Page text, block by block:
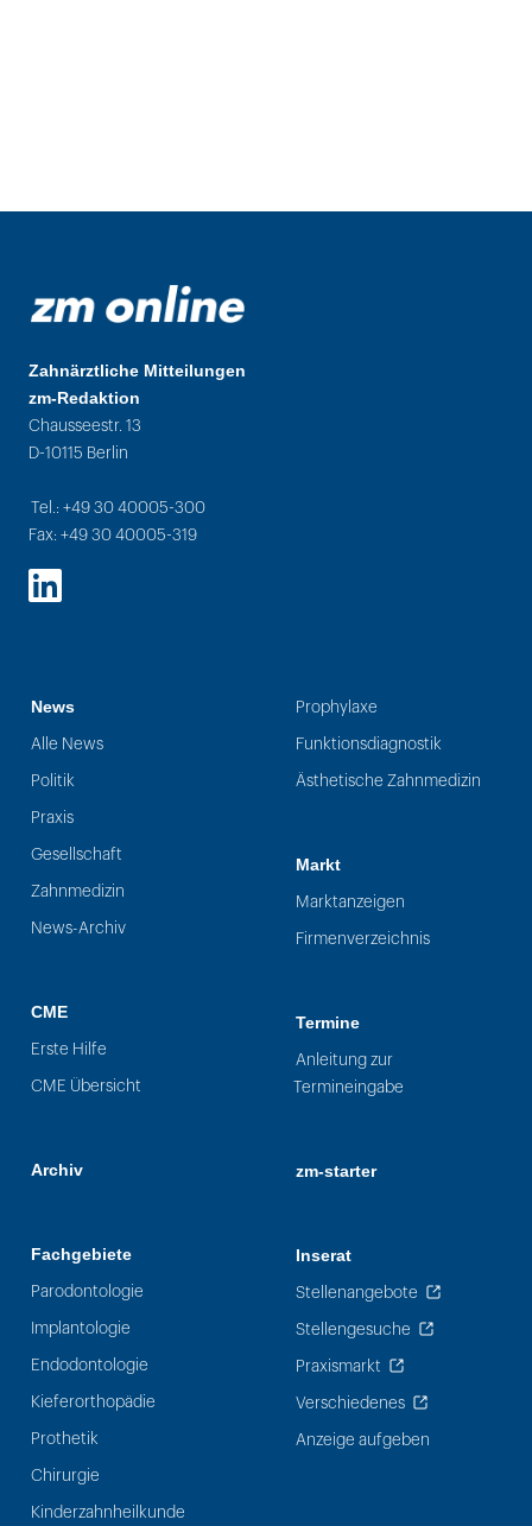
Zahnärztliche Mitteilungen
zm-Redaktion
Chausseestr. 13
D-10115 Berlin
Tel.: +49 30 40005-300
Fax: +49 30 40005-319
LinkedIn
News
Alle News
Politik
Praxis
Gesellschaft
Zahnmedizin
News-Archiv
CME
Erste Hilfe
CME Übersicht
Archiv
Fachgebiete
Parodontologie
Implantologie
Endodontologie
Kieferorthopädie
Prothetik
Chirurgie
Kinderzahnheilkunde
Prophylaxe
Funktionsdiagnostik
Ästhetische Zahnmedizin
Markt
Marktanzeigen
Firmenverzeichnis
Termine
Anleitung zur
Termineingabe
zm-starter
Inserat
Stellenangebote
Stellengesuche
Praxismarkt
Verschiedenes
Anzeige aufgeben